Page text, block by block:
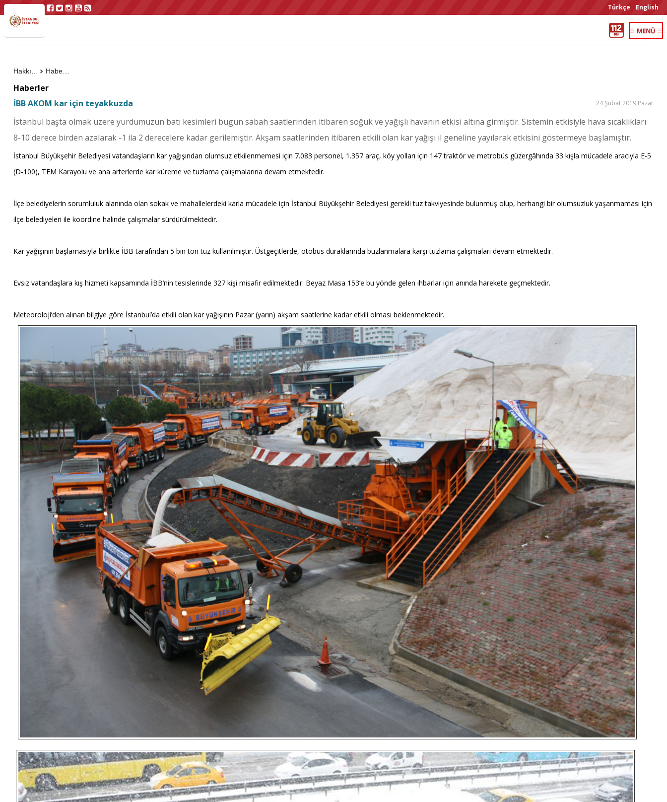
Türkçe English
Haberler
Haberler
İBB AKOM kar için teyakkuzda
24 Şubat 2019 Pazar
İstanbul başta olmak üzere yurdumuzun batı kesimleri bugün sabah saatlerinden itibaren soğuk ve yağışlı havanın etkisi altına girmiştir. Sistemin etkisiyle hava sıcaklıkları
8-10 derece birden azalarak -1 ila 2 derecelere kadar gerilemiştir. Akşam saatlerinden itibaren etkili olan kar yağışı il geneline yayılarak etkisini göstermeye başlamıştır.
İstanbul Büyükşehir Belediyesi vatandaşların kar yağışından olumsuz etkilenmemesi için 7.083 personel, 1.357 araç, köy yolları için 147 traktör ve metrobüs güzergâhında 33 kışla mücadele aracıyla E-5
(D-100), TEM Karayolu ve ana arterlerde kar küreme ve tuzlama çalışmalarına devam etmektedir.
İlçe belediyelerin sorumluluk alanında olan sokak ve mahallelerdeki karla mücadele için İstanbul Büyükşehir Belediyesi gerekli tuz takviyesinde bulunmuş olup, herhangi bir olumsuzluk yaşanmaması için
ilçe belediyeleri ile koordine halinde çalışmalar sürdürülmektedir.
Kar yağışının başlamasıyla birlikte İBB tarafından 5 bin ton tuz kullanılmıştır. Üstgeçitlerde, otobüs duraklarında buzlanmalara karşı tuzlama çalışmaları devam etmektedir.
Evsiz vatandaşlara kış hizmeti kapsamında İBB’nin tesislerinde 327 kişi misafir edilmektedir. Beyaz Masa 153’e bu yönde gelen ihbarlar için anında harekete geçmektedir.
Meteoroloji’den alınan bilgiye göre İstanbul’da etkili olan kar yağışının Pazar (yarın) akşam saatlerine kadar etkili olması beklenmektedir.